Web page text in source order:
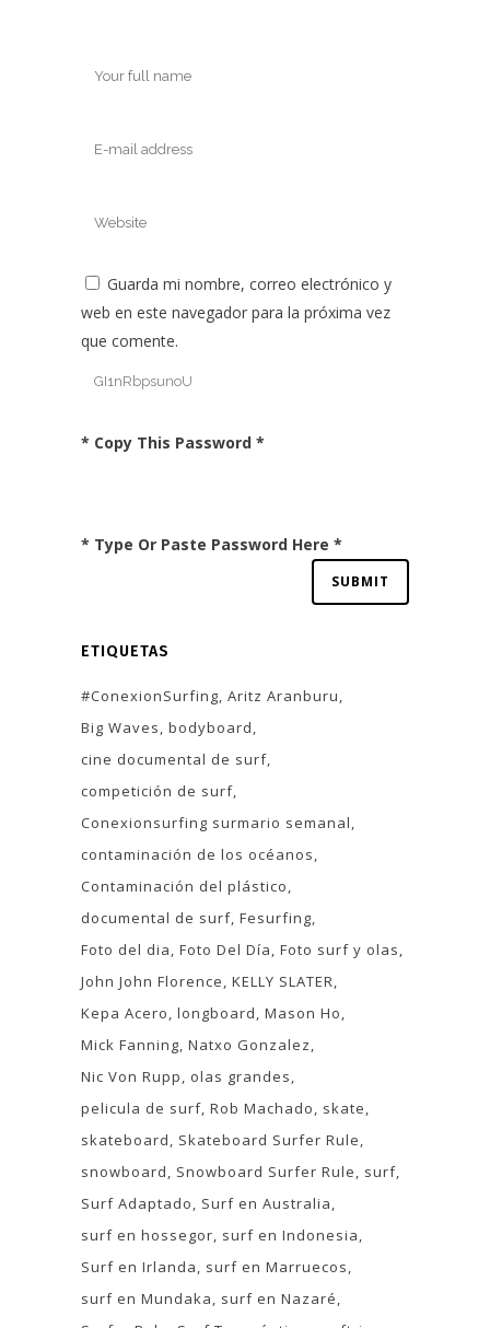
Guarda mi nombre, correo electrónico y
web en este navegador para la próxima vez
que comente.
* Copy This Password *
* Type Or Paste Password Here *
ETIQUETAS
#ConexionSurfing Aritz Aranburu
Big Waves bodyboard
cine documental de surf
competición de surf
Conexionsurfing surmario semanal
contaminación de los océanos
Contaminación del plástico
documental de surf Fesurfing
Foto del dia Foto Del Día Foto surf y olas
John John Florence KELLY SLATER
Kepa Acero longboard Mason Ho
Mick Fanning Natxo Gonzalez
Nic Von Rupp
olas grandes
pelicula de surf Rob Machado
skate
skateboard
Skateboard Surfer Rule
snowboard
Snowboard Surfer Rule
surf
Surf Adaptado
Surf en Australia
surf en hossegor surf en Indonesia
Surf en Irlanda
surf en Marruecos
surf en Mundaka
surf en Nazaré